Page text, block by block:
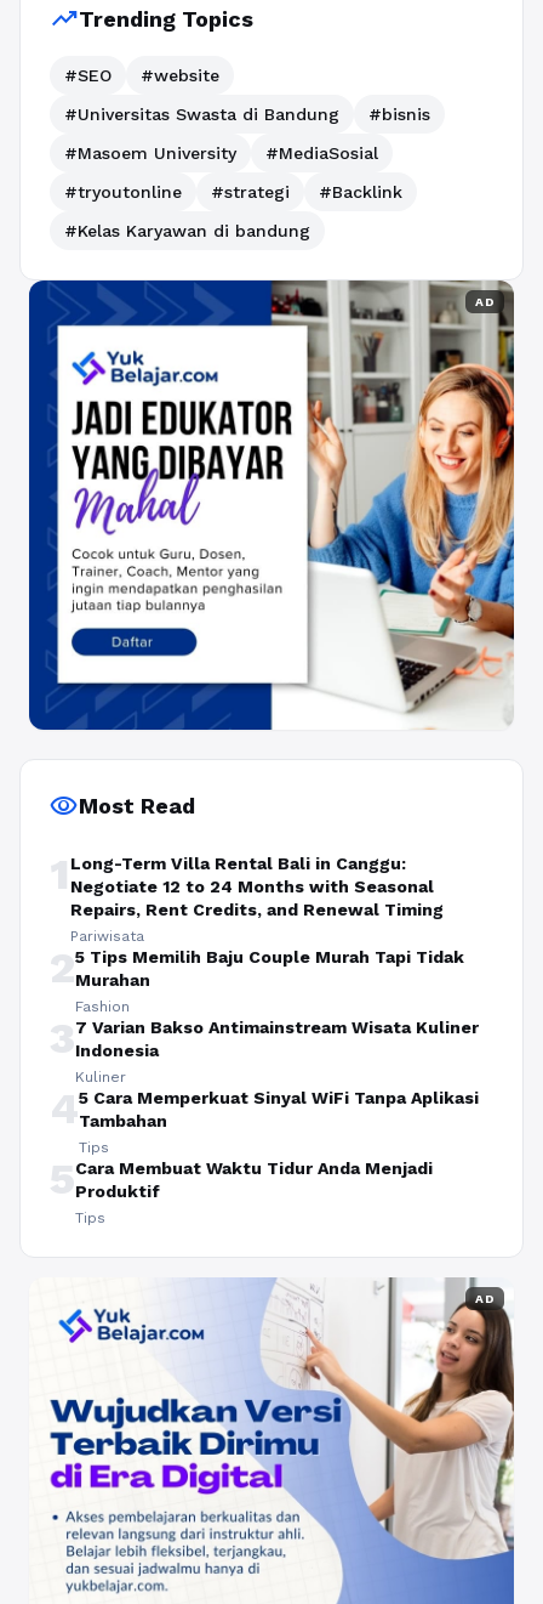
trending_upTrending Topics
#SEO
#website
#Universitas Swasta di Bandung
#bisnis
#Masoem University
#MediaSosial
#tryoutonline
#strategi
#Backlink
#Kelas Karyawan di bandung
AD
visibilityMost Read
1 Long-Term Villa Rental Bali in Canggu:
Negotiate 12 to 24 Months with Seasonal
Repairs, Rent Credits, and Renewal Timing
Pariwisata
25 Tips Memilih Baju Couple Murah Tapi Tidak
Murahan
Fashion
37 Varian Bakso Antimainstream Wisata Kuliner
Indonesia
Kuliner
45 Cara Memperkuat Sinyal WiFi Tanpa Aplikasi
Tambahan
Tips
5Cara Membuat Waktu Tidur Anda Menjadi
Produktif
Tips
AD